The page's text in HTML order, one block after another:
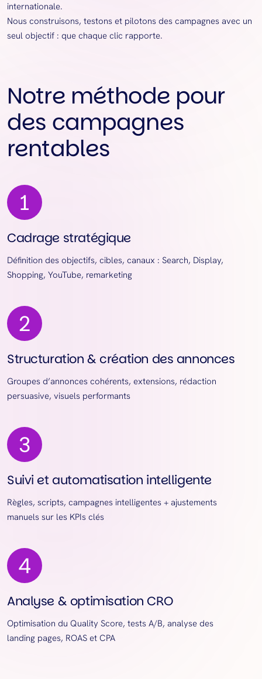
internationale.
Nous construisons, testons et pilotons des campagnes avec un
seul objectif : que chaque clic rapporte.
Notre méthode pour
des campagnes
rentables
Cadrage stratégique
Définition des objectifs, cibles, canaux : Search, Display,
Shopping, YouTube, remarketing
Structuration & création des annonces
Groupes d’annonces cohérents, extensions, rédaction
persuasive, visuels performants
Suivi et automatisation intelligente
Règles, scripts, campagnes intelligentes + ajustements
manuels sur les KPIs clés
Analyse & optimisation CRO
Optimisation du Quality Score, tests A/B, analyse des
landing pages, ROAS et CPA